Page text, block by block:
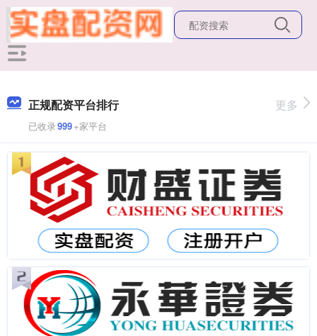
正规配资平台排行
已收录999+家平台
更多